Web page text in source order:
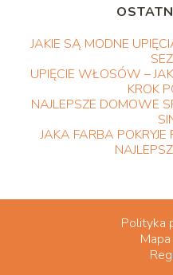
JAKIE SĄ MODNE
UPIĘCIE WŁOSÓW –
KROK
NAJLEPSZE DOMOWE
JAKA FARBA
Polityka